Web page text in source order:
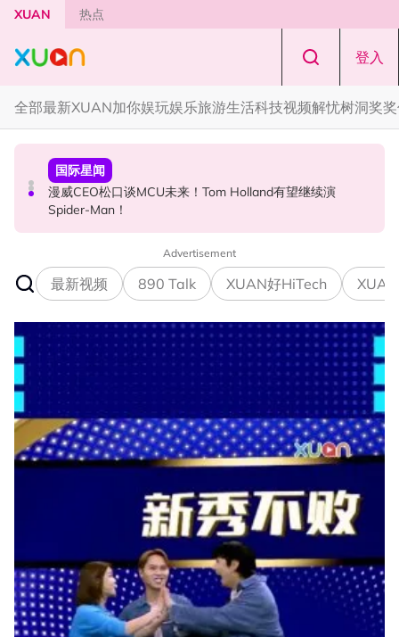
Skip to main content
XUAN 热点
登入
全部最新XUAN加你娱玩娱乐旅游生活科技视频解忧树洞奖
国际星闻
张员瑛频陷耍大牌争议！首度吐心声：真相终究会浮出水
面！
演唱会
F✦FOREVER 首次来马开唱！万人合唱《流星雨》，梦回
《流星花园》
国际星闻
漫威CEO松口谈MCU未来！Tom Holland有望继续演
Spider-Man！
Advertisement
最新视频 890 Talk XUAN好HiTech